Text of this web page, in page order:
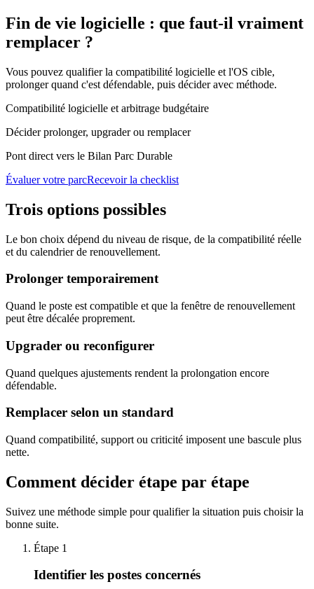
Fin de vie logicielle : que faut-il vraiment
remplacer ?
Vous pouvez qualifier la compatibilité logicielle et l'OS cible,
prolonger quand c'est défendable, puis décider avec méthode.
Compatibilité logicielle et arbitrage budgétaire
Décider prolonger, upgrader ou remplacer
Pont direct vers le Bilan Parc Durable
Évaluer votre parcRecevoir la checklist
Trois options possibles
Le bon choix dépend du niveau de risque, de la compatibilité réelle
et du calendrier de renouvellement.
Prolonger temporairement
Quand le poste est compatible et que la fenêtre de renouvellement
peut être décalée proprement.
Upgrader ou reconfigurer
Quand quelques ajustements rendent la prolongation encore
défendable.
Remplacer selon un standard
Quand compatibilité, support ou criticité imposent une bascule plus
nette.
Comment décider étape par étape
Suivez une méthode simple pour qualifier la situation puis choisir la
bonne suite.
Étape 1
Identifier les postes concernés